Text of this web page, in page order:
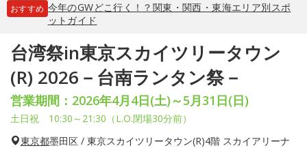
おすすめ 今年のGWどこ行く！？関東・関西・東海エリア別スポ
ットガイド
台湾祭in東京スカイツリータウン
(R) 2026－台南ランタン祭－
営業期間：2026年4月4日(土)～5月31日(日)
土日祝 10:30～21:30（L.O.閉場30分前）
東京都墨田区 / 東京スカイツリータウン(R)4階 スカイアリーナ